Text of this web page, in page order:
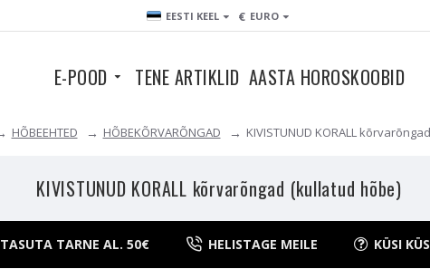
EESTI KEEL € EURO
E-POOD TENE ARTIKLID AASTA HOROSKOOBID
HÕBEEHTED HÕBEKÕRVARÕNGAD KIVISTUNUD KORALL
KIVISTUNUD KORALL kõrvarõngad (kullatud hõbe)
TASUTA TARNE AL. 50€ HELISTAGE MEILE KÜSI